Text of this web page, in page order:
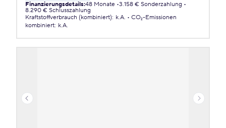
Finanzierungsdetails:48 Monate 3.158 € Sonderzahlung
8.290 € Schlusszahlung
Kraftstoffverbrauch (kombiniert): k.A.
CO₂-Emissionen
kombiniert: k.A.